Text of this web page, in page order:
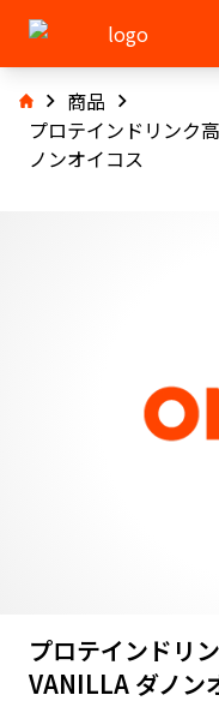
商品
プロテインドリンク
ノンオイコス
プロテインドリ
VANILLA ダノン